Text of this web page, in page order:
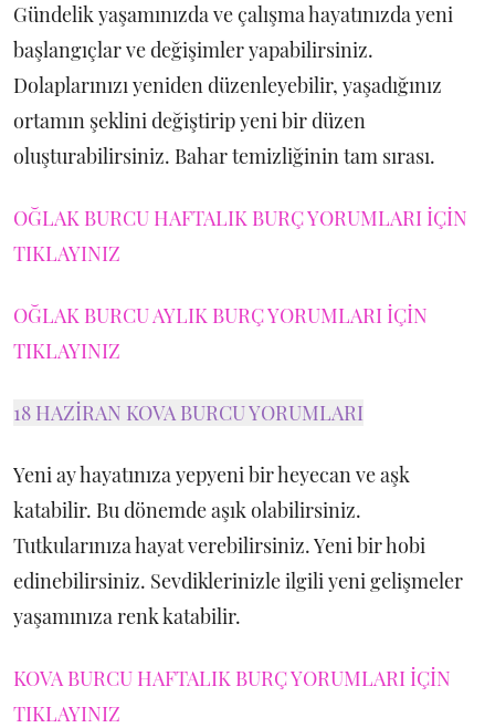
Gündelik yaşamınızda ve çalışma hayatınızda yeni
başlangıçlar ve değişimler yapabilirsiniz.
Dolaplarınızı yeniden düzenleyebilir, yaşadığınız
ortamın şeklini değiştirip yeni bir düzen
oluşturabilirsiniz. Bahar temizliğinin tam sırası.
OĞLAK BURCU HAFTALIK BURÇ YORUMLARI İÇİN
TIKLAYINIZ
OĞLAK BURCU AYLIK BURÇ YORUMLARI İÇİN
TIKLAYINIZ
18 HAZİRAN KOVA BURCU YORUMLARI
Yeni ay hayatınıza yepyeni bir heyecan ve aşk
katabilir. Bu dönemde aşık olabilirsiniz.
Tutkularınıza hayat verebilirsiniz. Yeni bir hobi
edinebilirsiniz. Sevdiklerinizle ilgili yeni gelişmeler
yaşamınıza renk katabilir.
KOVA BURCU HAFTALIK BURÇ YORUMLARI İÇİN
TIKLAYINIZ